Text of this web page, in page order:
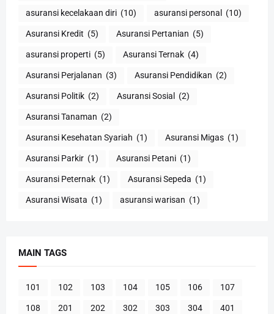
asuransi kecelakaan diri (10) asuransi personal (10)
Asuransi Kredit (5) Asuransi Pertanian (5)
asuransi properti (5) Asuransi Ternak (4)
Asuransi Perjalanan (3) Asuransi Pendidikan (2)
Asuransi Politik (2) Asuransi Sosial (2)
Asuransi Tanaman (2)
Asuransi Kesehatan Syariah (1) Asuransi Migas (1)
Asuransi Parkir (1) Asuransi Petani (1)
Asuransi Peternak (1) Asuransi Sepeda (1)
Asuransi Wisata (1) asuransi warisan (1)
MAIN TAGS
101 102 103 104 105 106 107
108 201 202 302 303 304 401